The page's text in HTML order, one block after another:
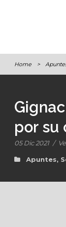
Home >
por su
05 Dic 2021 /
Apuntes,